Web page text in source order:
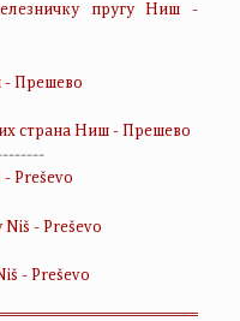
пругу Ниш -
- Прешево
страна Ниш - Прешево
Preševo
- Preševo
- Preševo